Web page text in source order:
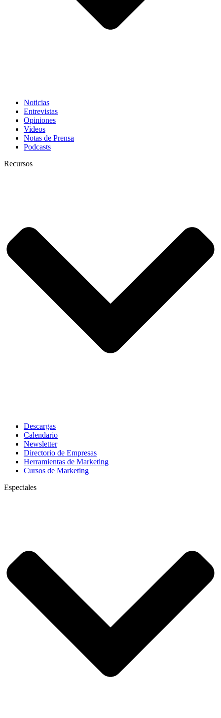
Noticias
Entrevistas
Opiniones
Videos
Notas de Prensa
Podcasts
Recursos
Descargas
Calendario
Newsletter
Directorio de Empresas
Herramientas de Marketing
Cursos de Marketing
Especiales